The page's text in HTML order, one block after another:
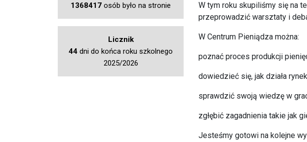
W tym roku skupiliśmy się na
przeprowadzić warsztaty i
W Centrum Pieniądza można:
poznać proces produkcji
dowiedzieć się, jak działa
sprawdzić swoją wiedzę w
zgłębić zagadnienia takie jak
Jesteśmy gotowi na kolejne
1368417 osób było na stronie
Licznik
44 dni do końca roku szkolnego
2025/2026